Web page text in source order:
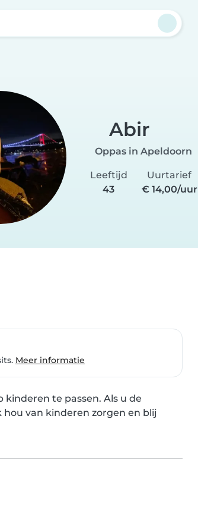
Abir
Oppas in Apeldoorn
Leeftijd
43
Uurtarief
€ 14,00/uur
Meer informatie
kinderen te passen. Als u de
van kinderen zorgen en blij